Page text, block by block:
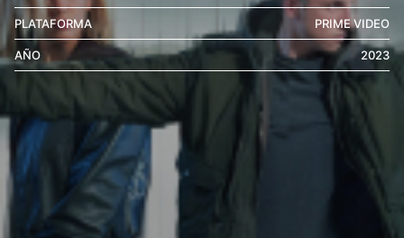
PLATAFORMA PRIME VIDEO
AÑO 2023